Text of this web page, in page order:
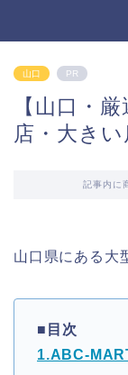
山口 PR
【山口・
店・大きい
記事内に
山口県にある大
■目次
1.ABC-